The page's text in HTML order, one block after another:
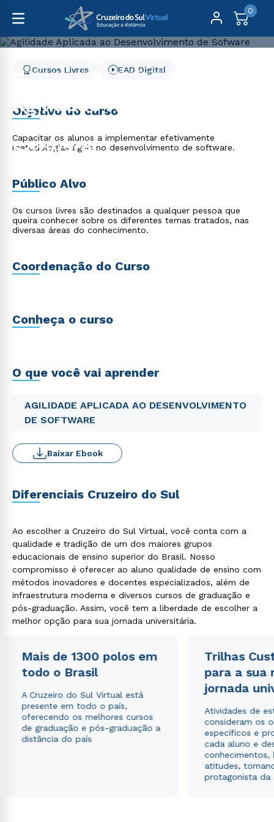
0
Cursos Livres
Engenharia e Tecnologia
Agilidade Aplicada ao
Desenvolvimento de
Sofware
Cursos Livres EAD Digital
Objetivo do curso
Capacitar os alunos a implementar efetivamente
metodologias ágeis no desenvolvimento de software.
Público Alvo
Os cursos livres são destinados a qualquer pessoa que
queira conhecer sobre os diferentes temas tratados, nas
diversas áreas do conhecimento.
Coordenação do Curso
Conheça o curso
O que você vai aprender
AGILIDADE APLICADA AO DESENVOLVIMENTO
DE SOFTWARE
Baixar Ebook
Diferenciais Cruzeiro do Sul
Ao escolher a Cruzeiro do Sul Virtual, você conta com a
qualidade e tradição de um dos maiores grupos
educacionais de ensino superior do Brasil. Nosso
compromisso é oferecer ao aluno qualidade de ensino com
métodos inovadores e docentes especializados, além de
infraestrutura moderna e diversos cursos de graduação e
pós-graduação. Assim, você tem a liberdade de escolher a
melhor opção para sua jornada universitária.
Mais de 1300 polos em
todo o Brasil
A Cruzeiro do Sul Virtual está
presente em todo o país,
oferecendo os melhores cursos
de graduação e pós-graduação a
distância do país
Trilhas
para a sua
jornada
Atividades de
consideram os
específicos e
cada aluno e
conhecimentos,
atitudes,
protagonista da